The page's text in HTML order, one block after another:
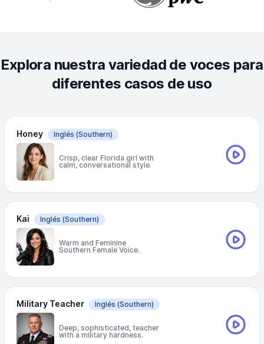
Explora nuestra variedad de voces para
diferentes casos de uso
Honey Inglés (Southern)
Crisp, clear Florida girl with
calm, conversational style.
Kai Inglés (Southern)
Warm and Feminine
Southern Female Voice.
Military Teacher Inglés (Southern)
Deep, sophisticated, teacher
with a military hardness.